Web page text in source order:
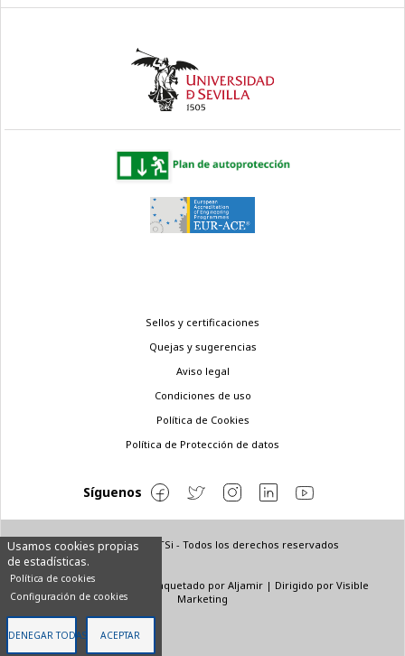
Usamos cookies propias
de estadísticas.
Política de cookies
Configuración de cookies
DENEGAR TODAS ACEPTAR
© Copyright 2022 ETSi - Todos los derechos reservados
Sellos y certificaciones
Quejas y sugerencias
Aviso legal
Condiciones de uso
Política de Cookies
Política de Protección de datos
Síguenos
Diseñado por | Maquetado por Aljamir| Dirigido por Visible
Marketing